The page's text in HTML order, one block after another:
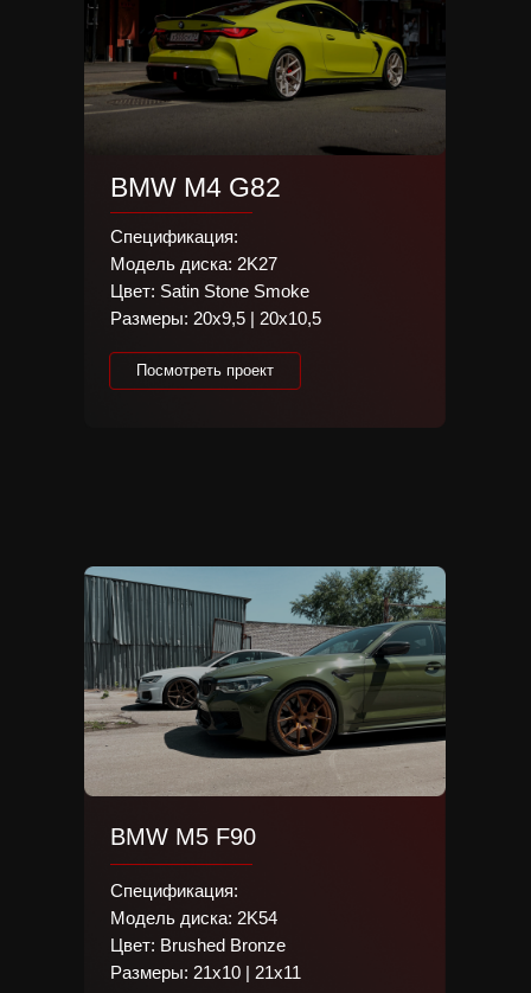
Посмотреть проект
Посмотреть проект
BMW M4 G82
Спецификация:
Модель диска: 2K27
Цвет: Satin Stone Smoke
Размеры: 20х9,5 | 20х10,5
BMW M5 F90
Спецификация:
Модель диска: 2K54
Цвет: Brushed Bronze
Размеры: 21х10 | 21х11